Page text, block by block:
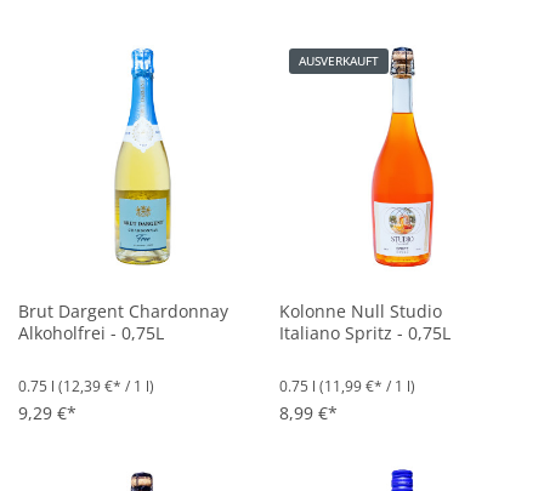
Brut Dargent Chardonnay
Alkoholfrei - 0,75L
0.75 l (12,39 €* / 1 l)
9,29 €*
AUSVERKAUFT
Kolonne Null Studio
Italiano Spritz - 0,75L
0.75 l (11,99 €* / 1 l)
8,99 €*